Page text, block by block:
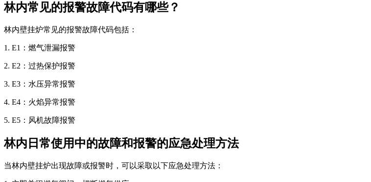
林内常见的报警故障代码有哪些？
林内壁挂炉常见的报警故障代码包括：
1. E1：燃气泄漏报警
2. E2：过热保护报警
3. E3：水压异常报警
4. E4：火焰异常报警
5. E5：风机故障报警
林内日常使用中的故障和报警的应急处理方法
当林内壁挂炉出现故障或报警时，可以采取以下应急处理方法：